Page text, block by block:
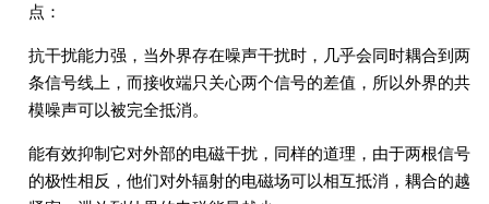
点：
抗干扰能力强，当外界存在噪声干扰时，几乎会同时耦合到两
条信号线上，而接收端只关心两个信号的差值，所以外界的共
模噪声可以被完全抵消。
能有效抑制它对外部的电磁干扰，同样的道理，由于两根信号
的极性相反，他们对外辐射的电磁场可以相互抵消，耦合的越